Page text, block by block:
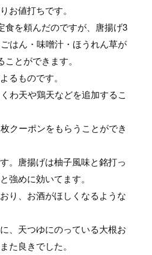
お値打ちです。
食を頼んだのですが、唐揚げ3
はん・味噌汁・ほうれん草が
とができます。
るものです。
わ天や鶏天などを追加するこ
クーポンをもらうことができ
。唐揚げは柚子風味と銘打っ
強めに効いてます。
り、お酒がほしくなるような
、天つゆにのっている大根お
た良きでした。